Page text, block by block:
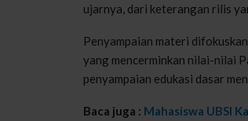
ujarnya, dari keterangan rilis
Penyampaian materi difokuskan
yang mencerminkan nilai-nilai
penyampaian edukasi dasar
Baca juga : Mahasiswa UBSI